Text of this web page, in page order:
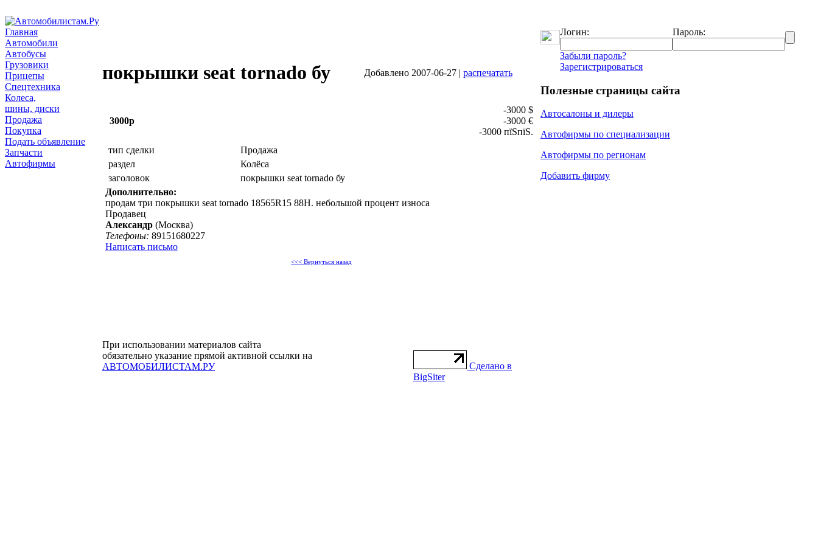
Главная
Автомобили
Автобусы
Грузовики
Прицепы
Спецтехника
Колеса,
шины, диски
Продажа
Покупка
Подать объявление
Запчасти
Автофирмы
покрышки seat tornado бу Добавлено 2007-06-27 | распечатать
3000р
-3000 $
-3000 €
-3000 пїЅпїЅ.
тип сделки
Продажа
раздел
Колёса
заголовок
покрышки seat tornado бу
Дополнительно:
продам три покрышки seat tornado 18565R15 88H. небольшой процент износа
Продавец
Александр (Москва)
Телефоны: 89151680227
Написать письмо
<<< Вернуться назад
При использовании материалов сайта
обязательно указание прямой активной ссылки на
АВТОМОБИЛИСТАМ.РУ
Сделано в
BigSiter
Логин: Пароль:
Забыли пароль?
Зарегистрироваться
Полезные страницы сайта
Автосалоны и дилеры
Автофирмы по специализации
Автофирмы по регионам
Добавить фирму